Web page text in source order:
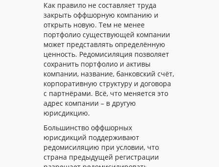
Как правило не составляет труда
закрыть оффшорную компанию и
открыть новую. Тем не менее
портфолио существующей компании
может представлять определённую
ценность. Редомисиляция позволяет
сохранить портфолио и активы
компании, название, банковский счёт,
корпоративную структуру и договора
с партнёрами. Всё, что меняется это
адрес компании – в другую
юрисдикцию.
Большинство оффшорных
юрисдикций поддерживают
редомисиляцию при условии, что
страна предыдущей регистрации